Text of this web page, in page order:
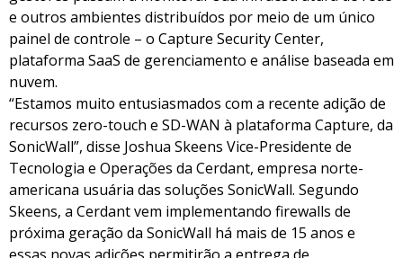
e outros ambientes distribuídos por meio de um único
painel de controle – o Capture Security Center,
plataforma SaaS de gerenciamento e análise baseada em
nuvem.
“Estamos muito entusiasmados com a recente adição de
recursos zero-touch e SD-WAN à plataforma Capture, da
SonicWall”, disse Joshua Skeens Vice-Presidente de
Tecnologia e Operações da Cerdant, empresa norte-
americana usuária das soluções SonicWall. Segundo
Skeens, a Cerdant vem implementando firewalls de
próxima geração da SonicWall há mais de 15 anos e